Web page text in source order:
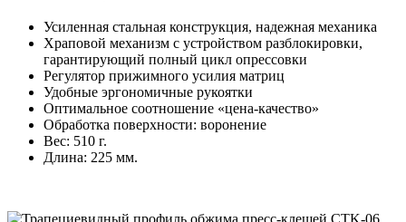
Усиленная стальная конструкция, надежная механика
Храповой механизм с устройством разблокировки,
гарантирующий полный цикл опрессовки
Регулятор прижимного усилия матриц
Удобные эргономичные рукоятки
Оптимальное соотношение «цена-качество»
Обработка поверхности: воронение
Вес: 510 г.
Длина: 225 мм.